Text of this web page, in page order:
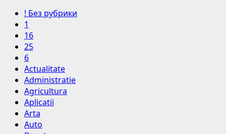
! Без рубрики
1
16
25
6
Actualitate
Administratie
Agricultura
Aplicatii
Arta
Auto